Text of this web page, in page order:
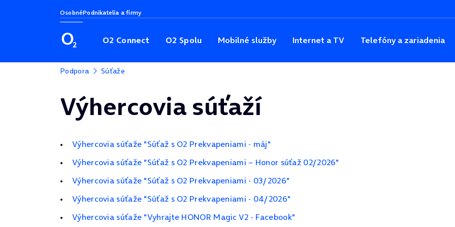
OsobnéPodnikatelia a firmy
O2 Connect O2 Spolu Mobilné služby Internet a TV Telefóny a zariadenia
Podpora Súťaže
Výhercovia súťaží
Výhercovia súťaže "Súťaž s O2 Prekvapeniami - máj"
Výhercovia súťaže "Súťaž s O2 Prekvapeniami – Honor súťaž 02/2026"
Výhercovia súťaže "Súťaž s O2 Prekvapeniami - 03/2026"
Výhercovia súťaže "Súťaž s O2 Prekvapeniami - 04/2026"
Výhercovia súťaže "Vyhrajte HONOR Magic V2 - Facebook"